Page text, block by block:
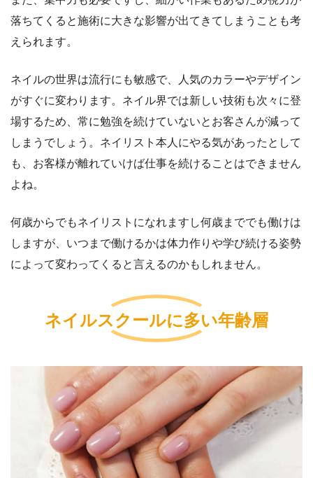
落ちてくると施術に大きな影響が出てきてしまうことも考
えられます。
ネイルの世界は流行にも敏感で、人気のカラーやデザイン
がすぐに変わります。ネイル界では新しい技術も次々に登
場するため、常に勉強を続けていないとお客さんが減って
しまうでしょう。ネイリスト本人にやる気があったとして
も、お客様が離れていけば仕事を続けることはできません
よね。
何歳からでもネイリストになれますし何歳まででも働けは
しますが、いつまで働けるかは体力作りや学び続ける姿勢
によって変わってくると言えるのかもしれません。
ネイルスクールに多い年齢層